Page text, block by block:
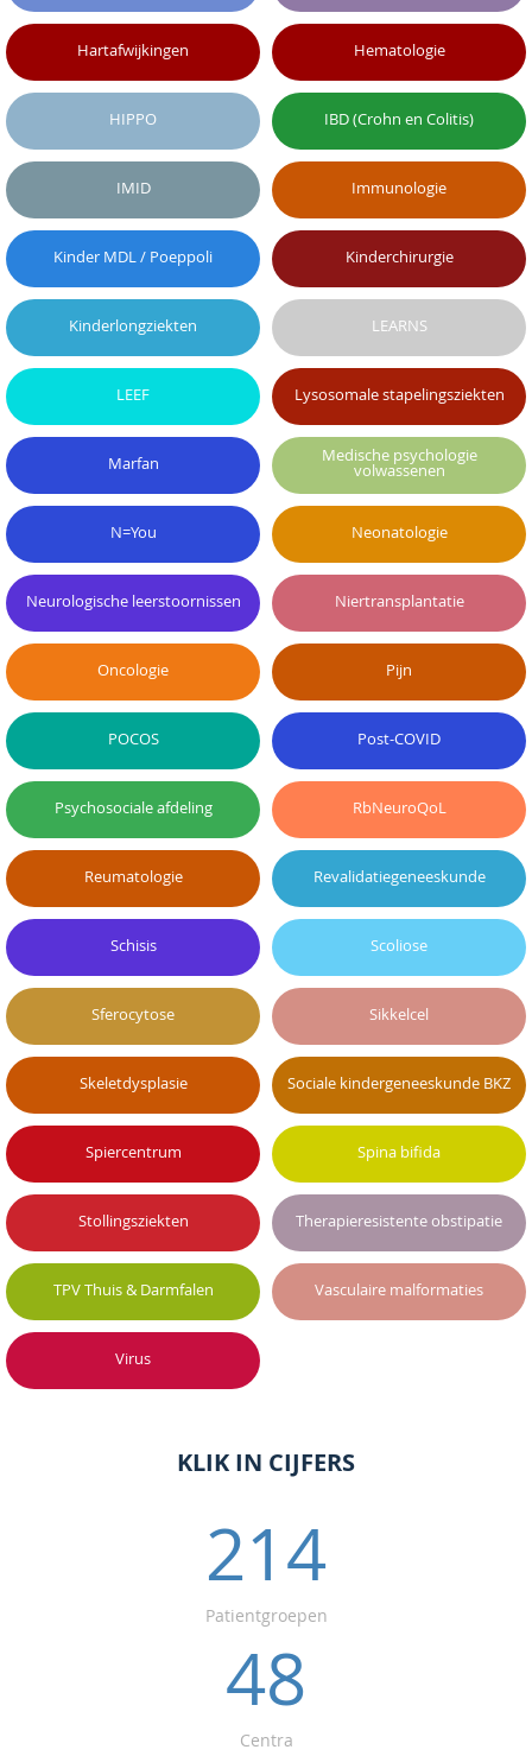
Hartafwijkingen Hematologie
HIPPO IBD (Crohn en Colitis)
IMID Immunologie
Kinder MDL / Poeppoli Kinderchirurgie
Kinderlongziekten LEARNS
LEEF Lysosomale stapelingsziekten
Marfan Medische psychologie
volwassenen
N=You Neonatologie
Neurologische leerstoornissen Niertransplantatie
Oncologie Pijn
POCOS Post-COVID
Psychosociale afdeling RbNeuroQoL
Reumatologie Revalidatiegeneeskunde
Schisis Scoliose
Sferocytose Sikkelcel
Skeletdysplasie Sociale kindergeneeskunde BKZ
Spiercentrum Spina bifida
Stollingsziekten Therapieresistente obstipatie
TPV Thuis & Darmfalen Vasculaire malformaties
Virus
KLIK IN CIJFERS
214
Patient­groepen
48
Centra